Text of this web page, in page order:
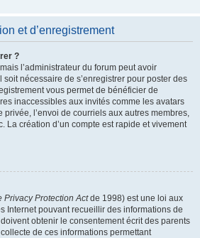
et d’enregistrement
?
l’administrateur du forum peut avoir
soit nécessaire de s’enregistrer pour poster des
vous permet de bénéficier de
inaccessibles aux invités comme les avatars
l’envoi de courriels aux autres membres,
La création d’un compte est rapide et vivement
Privacy Protection Actde 1998) est une loi aux
Internet pouvant recueillir des informations de
obtenir le consentement écrit des parents
de ces informations permettant